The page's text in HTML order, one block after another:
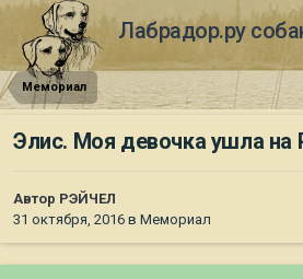
Лабрадор.ру
Мемориал
Элис. Моя девочка ушла на
Автор РЭЙЧЕЛ
31 октября, 2016 в Мемориал